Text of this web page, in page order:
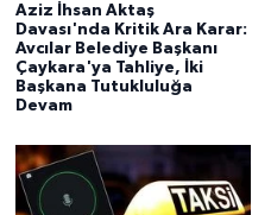
Aziz İhsan Aktaş
Davası'nda Kritik Ara Karar:
Avcılar Belediye Başkanı
Çaykara'ya Tahliye, İki
Başkana Tutukluluğa
Devam